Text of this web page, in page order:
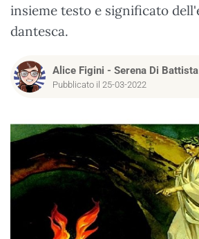
insieme testo e significato
dantesca.
Alice Figini - Serena Di Battista
Pubblicato il 25-03-2022